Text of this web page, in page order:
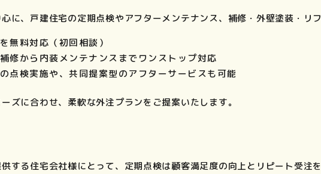
に、戸建住宅の定期点検やアフターメンテナンス、補修・外壁塗装・リ
無料対応（初回相談）
修から内装メンテナンスまでワンストップ対応
点検実施や、共同提案型のアフターサービスも可能
ズに合わせ、柔軟な外注プランをご提案いたします。
する住宅会社様にとって、定期点検は顧客満足度の向上とリピート受注